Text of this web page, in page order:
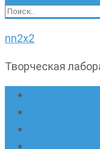
Найти:
nn2x2
Творческая